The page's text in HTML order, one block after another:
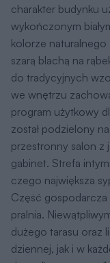
charakter budynku
wykończonym
kolorze naturalnego
szarą blachą na
do tradycyjnych
we wnętrzu
program użytkowy
został podzielony
przestronny salon z
gabinet. Strefa
czego największa
Część gospodarcza
pralnia.
dużego tarasu oraz
dziennej, jak i w